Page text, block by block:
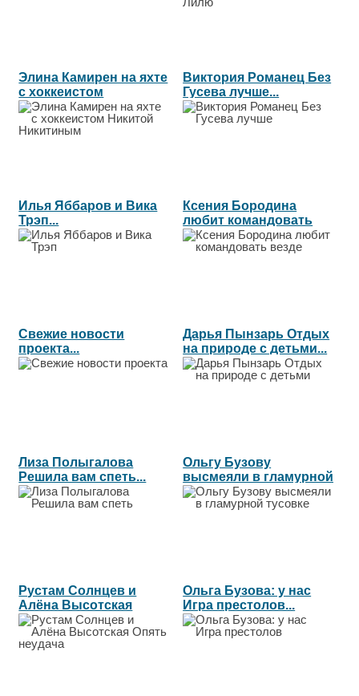
Элина Камирен на яхте
с хоккеистом
Никитой...
Виктория Романец Без
Гусева лучше...
Илья Яббаров и Вика
Трэп...
Ксения Бородина
любит командовать
везде...
Свежие новости
проекта...
Дарья Пынзарь Отдых
на природе с детьми...
Лиза Полыгалова
Решила вам спеть...
Ольгу Бузову
высмеяли в гламурной
тусовке...
Рустам Солнцев и
Алёна Высотская
Опять неудача...
Ольга Бузова: у нас
Игра престолов...